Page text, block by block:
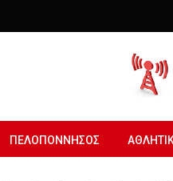
ΠΕΛΟΠΟΝΝΗΣΟΣ